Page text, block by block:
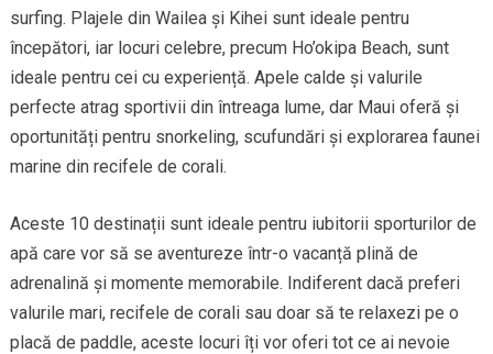
surfing. Plajele din Wailea și Kihei sunt ideale pentru
începători, iar locuri celebre, precum Ho’okipa Beach, sunt
ideale pentru cei cu experiență. Apele calde și valurile
perfecte atrag sportivii din întreaga lume, dar Maui oferă și
oportunități pentru snorkeling, scufundări și explorarea faunei
marine din recifele de corali.
Aceste 10 destinații sunt ideale pentru iubitorii sporturilor de
apă care vor să se aventureze într-o vacanță plină de
adrenalină și momente memorabile. Indiferent dacă preferi
valurile mari, recifele de corali sau doar să te relaxezi pe o
placă de paddle, aceste locuri îți vor oferi tot ce ai nevoie